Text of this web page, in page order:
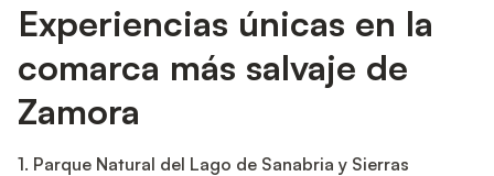
Experiencias únicas en la
comarca más salvaje de
Zamora
1. Parque Natural del Lago de Sanabria y Sierras